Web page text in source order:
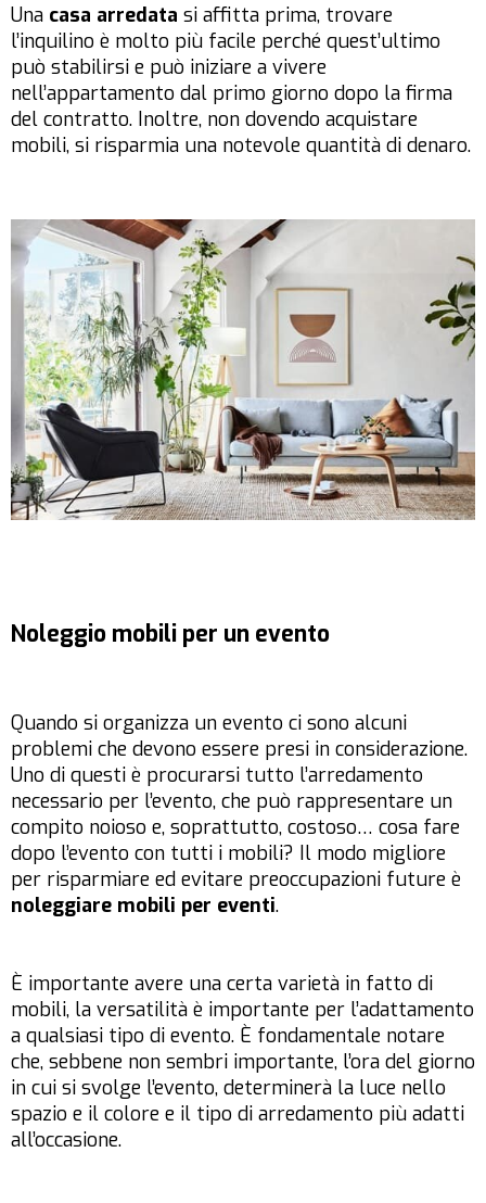
Una casa arredata si affitta prima, trovare
l’inquilino è molto più facile perché quest’ultimo
può stabilirsi e può iniziare a vivere
nell’appartamento dal primo giorno dopo la firma
del contratto. Inoltre, non dovendo acquistare
mobili, si risparmia una notevole quantità di denaro.
Noleggio mobili per un evento
Quando si organizza un evento ci sono alcuni
problemi che devono essere presi in considerazione.
Uno di questi è procurarsi tutto l’arredamento
necessario per l’evento, che può rappresentare un
compito noioso e, soprattutto, costoso… cosa fare
dopo l’evento con tutti i mobili? Il modo migliore
per risparmiare ed evitare preoccupazioni future è
noleggiare mobili per eventi.
È importante avere una certa varietà in fatto di
mobili, la versatilità è importante per l’adattamento
a qualsiasi tipo di evento. È fondamentale notare
che, sebbene non sembri importante, l’ora del giorno
in cui si svolge l’evento, determinerà la luce nello
spazio e il colore e il tipo di arredamento più adatti
all’occasione.